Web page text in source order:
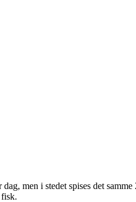
men i stedet spises det samme